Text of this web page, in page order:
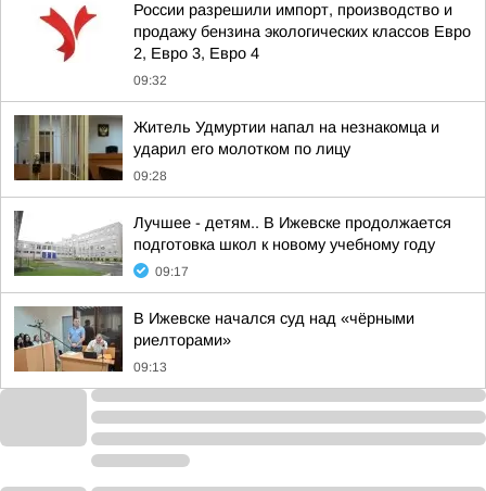
России разрешили импорт, производство и
продажу бензина экологических классов Евро
2, Евро 3, Евро 4
09:32
Житель Удмуртии напал на незнакомца и
ударил его молотком по лицу
09:28
Лучшее - детям.. В Ижевске продолжается
подготовка школ к новому учебному году
09:17
В Ижевске начался суд над «чёрными
риелторами»
09:13